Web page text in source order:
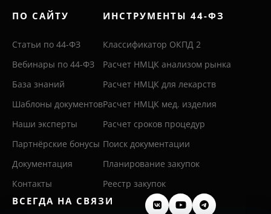
ПО САЙТУ
Статьи по 44-ФЗ
Вебинары по 44-ФЗ
База знаний
Шаблоны документов
Наши эксперты
Партнёрские бонусы
Документация
Контакты
ИНСТРУМЕНТЫ 44-ФЗ
Классификатор ОКПД 2
Расчет НМЦК анализом рынка
Расчет НМЦК для лекарств
Расчет НМЦК мед. изделия
Расчет сроков процедур
Поиск документации
Планирование закупок
Реестр закупок
ВСЕГДА НА СВЯЗИ